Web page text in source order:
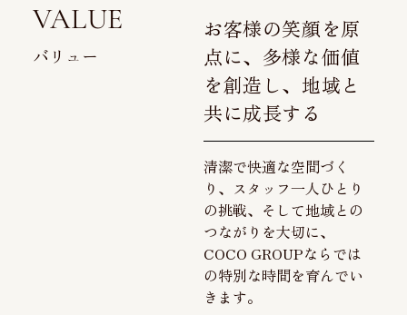
VALUE
バリュー
お客様の笑顔を原
点に、多様な価値
を創造し、地域と
共に成長する
清潔で快適な空間づく
り、スタッフ一人ひとり
の挑戦、そして地域との
つながりを大切に、
COCO GROUPならでは
の特別な時間を育んでい
きます。